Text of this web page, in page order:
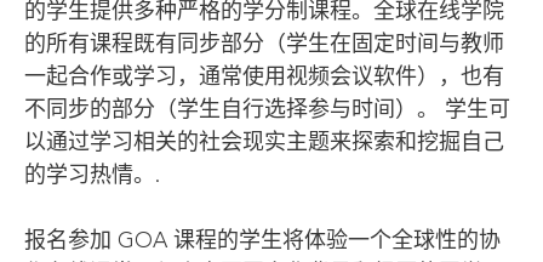
的学生提供多种严格的学分制课程。全球在线学院
的所有课程既有同步部分（学生在固定时间与教师
一起合作或学习，通常使用视频会议软件），也有
不同步的部分（学生自行选择参与时间）。 学生可
以通过学习相关的社会现实主题来探索和挖掘自己
的学习热情。.
报名参加 GOA 课程的学生将体验一个全球性的协